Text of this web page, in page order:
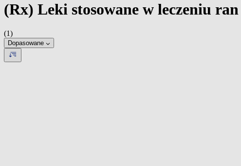
(Rx) Leki stosowane w leczeniu
(1)
Dopasowane